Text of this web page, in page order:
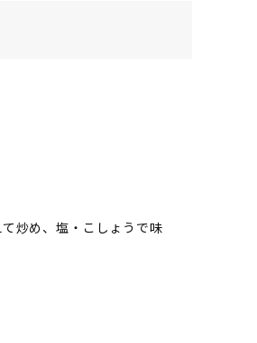
炒め、塩・こしょうで味